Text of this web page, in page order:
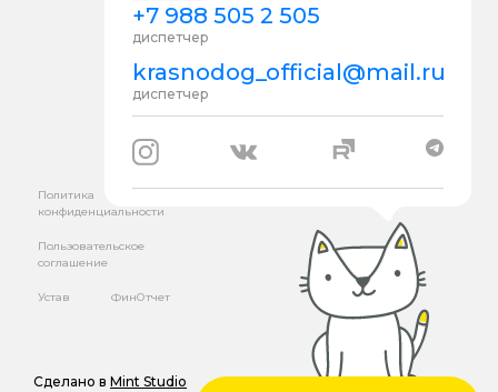
+7 988 505 2 505
диспетчер
krasnodog_official@mail.ru
диспетчер
Политика
конфиденциальности
Пользовательское
соглашение
Устав ФинОтчет
Сделано в Mint Studio